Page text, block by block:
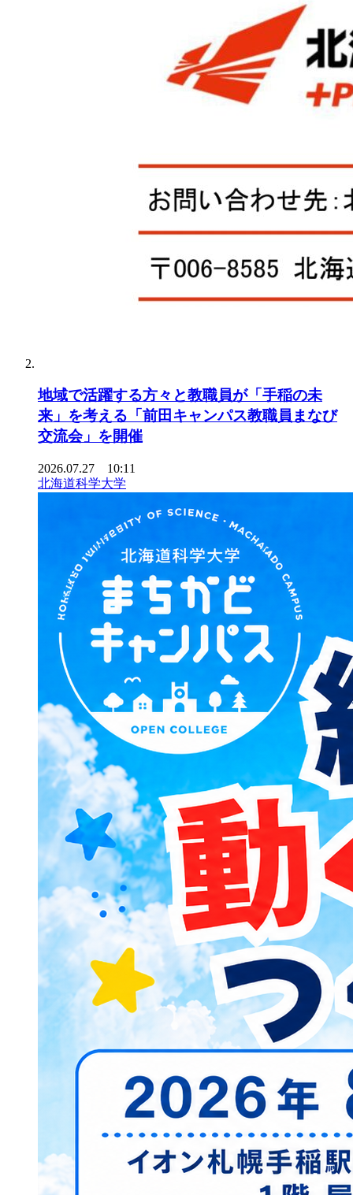
地域で活躍する方々と教職員が「手稲の未
来」を考える「前田キャンパス教職員まなび
交流会」を開催
2026.07.27 10:11
北海道科学大学